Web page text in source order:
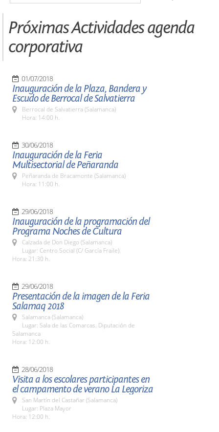
Próximas Actividades agenda
corporativa
01/07/2018
Inauguración de la Plaza, Bandera y
Escudo de Berrocal de Salvatierra
Berrocal de Salvatierra (Salamanca)
Hora: 14:00 h.
30/06/2018
Inauguración de la Feria
Multisectorial de Peñaranda
Peñaranda de Bracamonte (Salamanca)
Hora: 11:00 h.
29/06/2018
Inauguración de la programación del
Programa Noches de Cultura
Calzada de Don Diego (Salamanca)
Lugar: Centro Social (C/ García Fraile).
Hora: 21:30 h.
29/06/2018
Presentación de la imagen de la Feria
Salamaq 2018
Salamanca (Salamanca)
Lugar: Sala de las Comarcas. Diputación de
Salamanca
Hora: 12:00 h.
28/06/2018
Visita a los escolares participantes en
el campamento de verano La Legoriza
San Martín del Castañar (Salamanca)
Lugar: Plaza Mayor
Hora: 12:00 h.